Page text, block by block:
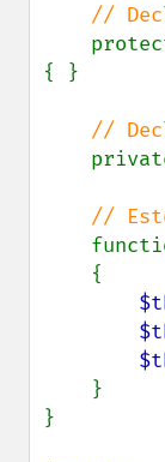
//
{ }
//
//
}